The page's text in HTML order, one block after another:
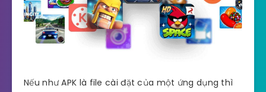
Nếu như APK là file cài đặt của một ứng dụng thì